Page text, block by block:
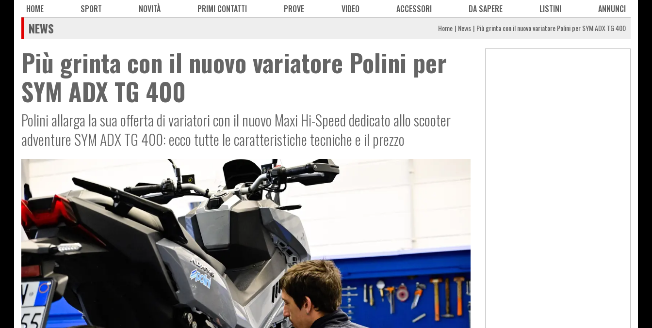
Main
navigation
HOME SPORT NOVITÀ PRIMI CONTATTI PROVE VIDEO ACCESSORI DA SAPERE LISTINI ANNUNCI
NEWS Home News Più grinta con il nuovo variatore Polini per SYM ADX TG 400
Più grinta con il nuovo variatore Polini per
SYM ADX TG 400
Polini allarga la sua offerta di variatori con il nuovo Maxi Hi-Speed dedicato allo scooter
adventure SYM ADX TG 400: ecco tutte le caratteristiche tecniche e il prezzo